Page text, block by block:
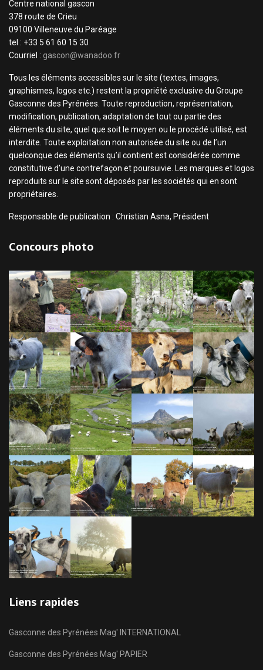
Centre national gascon
378 route de Crieu
09100 Villeneuve du Paréage
tel : +33 5 61 60 15 30
Courriel : gascon@wanadoo.fr
Tous les éléments accessibles sur le site (textes, images,
graphismes, logos etc.) restent la propriété exclusive du Groupe
Gasconne des Pyrénées. Toute reproduction, représentation,
modification, publication, adaptation de tout ou partie des
éléments du site, quel que soit le moyen ou le procédé utilisé, est
interdite. Toute exploitation non autorisée du site ou de l’un
quelconque des éléments qu’il contient est considérée comme
constitutive d’une contrefaçon et poursuivie. Les marques et logos
reproduits sur le site sont déposés par les sociétés qui en sont
propriétaires.
Responsable de publication : Christian Asna, Président
Concours photo
Liens rapides
Gasconne des Pyrénées Mag' INTERNATIONAL
Gasconne des Pyrénées Mag' PAPIER